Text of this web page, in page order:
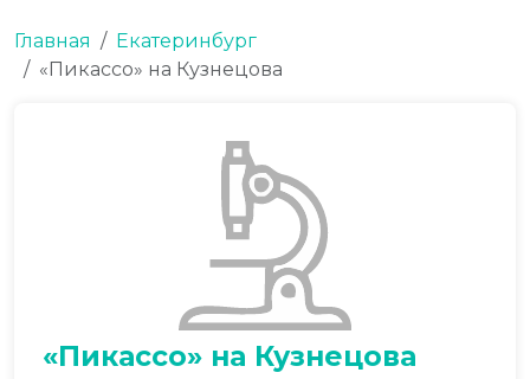
Главная
Екатеринбург
«Пикассо» на Кузнецова
«Пикассо» на Кузнецова